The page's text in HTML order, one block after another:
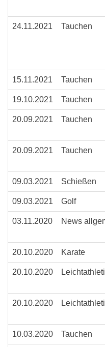
24.11.2021 Tauchen
15.11.2021 Tauchen
19.10.2021 Tauchen
20.09.2021 Tauchen
20.09.2021 Tauchen
09.03.2021 Schießen
09.03.2021 Golf
03.11.2020 News
20.10.2020 Karate
20.10.2020
20.10.2020
10.03.2020 Tauchen